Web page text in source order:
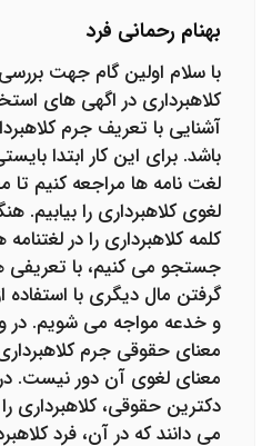
بهنام رحمانی فرد
با سلام اولین گام جهت بررسی
کلاهبرداری در اگهی های
آشنایی با تعریف جرم
باشد. برای این کار ابتدا
لغت نامه ها مراجعه کنیم تا
لغوی کلاهبرداری را بیابیم.
کلمه کلاهبرداری را در لغتنامه
جستجو می کنیم، با
گرفتن مال دیگری با استفاده
و خدعه مواجه می شویم. در
معنای حقوقی جرم کلاهبرداری
معنای لغوی آن دور نیست.
دکترین حقوقی، کلاهبرداری
می دانند که در آن، فرد